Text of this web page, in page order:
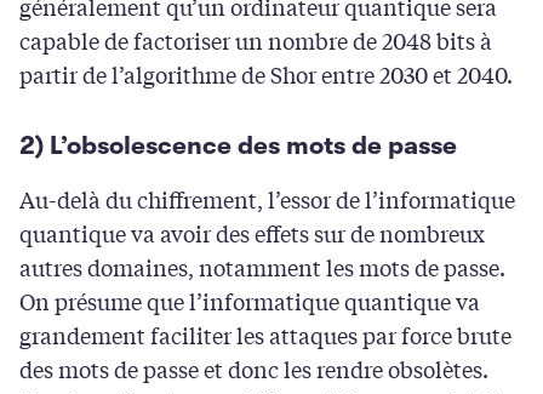
généralement qu’un ordinateur quantique sera
capable de factoriser un nombre de 2048 bits à
partir de l’algorithme de Shor entre 2030 et 2040.
2) L’obsolescence des mots de passe
Au-delà du chiffrement, l’essor de l’informatique
quantique va avoir des effets sur de nombreux
autres domaines, notamment les mots de passe.
On présume que l’informatique quantique va
grandement faciliter les attaques par force brute
des mots de passe et donc les rendre obsolètes.